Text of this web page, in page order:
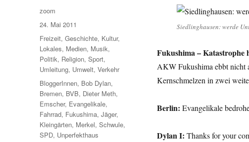
Siedlinghausen: werde
Fukushima – Katastrophe
AKW Fukushima ebbt nicht
Kernschmelzen in zwei
Berlin: Evangelikale
Dylan I: Thanks for your
Autor
zoom
Veröffentlicht
am
24. Mai 2011
Kategorien
Freizeit,Geschichte, Kultur,
Lokales, Medien, Musik,
Politik, Religion,Sport,
Umleitung, Umwelt,Verkehr
Schlagwörter
BloggerInnen, Bob Dylan,
Bremen, BVB, Dieter Meth,
Emscher, Evangelikale,
Fahrrad, Fukushima,Jäger,
Kleingärten, Merkel,Schwule,
SPD, Unperfekthaus